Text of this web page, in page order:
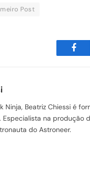
Post
Ninja, Beatriz Chiessi é
Especialista na produção
do Astroneer.